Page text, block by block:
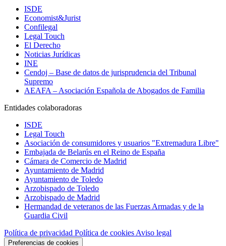
ISDE
Economist&Jurist
Confilegal
Legal Touch
El Derecho
Noticias Jurídicas
INE
Cendoj – Base de datos de jurisprudencia del Tribunal
Supremo
AEAFA – Asociación Española de Abogados de Familia
Entidades colaboradoras
ISDE
Legal Touch
Asociación de consumidores y usuarios "Extremadura Libre"
Embajada de Belarús en el Reino de España
Cámara de Comercio de Madrid
Ayuntamiento de Madrid
Ayuntamiento de Toledo
Arzobispado de Toledo
Arzobispado de Madrid
Hermandad de veteranos de las Fuerzas Armadas y de la
Guardia Civil
Política de privacidad Política de cookies Aviso legal
Preferencias de cookies